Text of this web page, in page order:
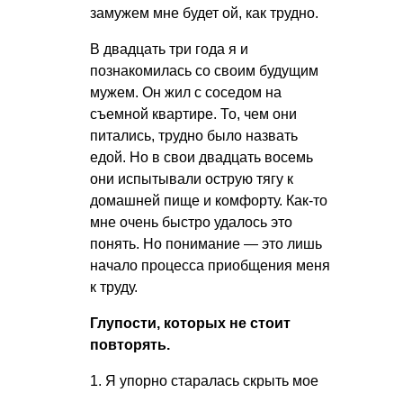
замужем мне будет ой, как трудно.
В двадцать три года я и
познакомилась со своим будущим
мужем. Он жил с соседом на
съемной квартире. То, чем они
питались, трудно было назвать
едой. Но в свои двадцать восемь
они испытывали острую тягу к
домашней пище и комфорту. Как-то
мне очень быстро удалось это
понять. Но понимание — это лишь
начало процесса приобщения меня
к труду.
Глупости, которых не стоит
повторять.
1. Я упорно старалась скрыть мое